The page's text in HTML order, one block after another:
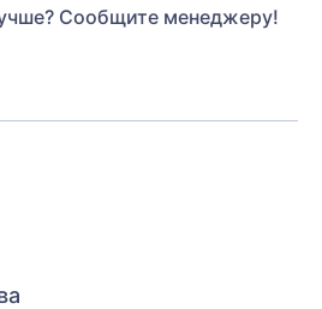
Сообщите менеджеру!